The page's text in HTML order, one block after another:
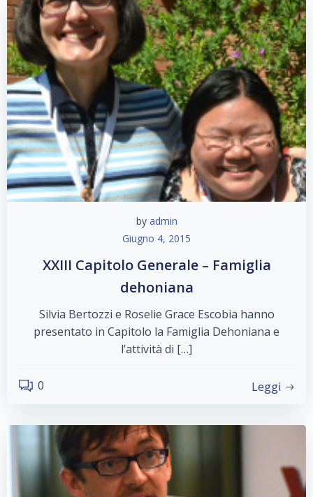
by admin
Giugno 4, 2015
XXIII Capitolo Generale – Famiglia
dehoniana
Silvia Bertozzi e Roselie Grace Escobia hanno
presentato in Capitolo la Famiglia Dehoniana e
l’attività di […]
0 Leggi